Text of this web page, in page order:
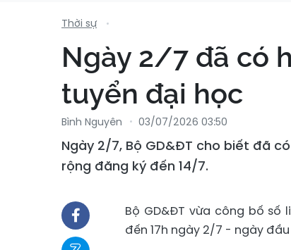
Thời sự
Ngày 2/7 đã có
tuyển đại học
Bình Nguyên 03/07/2026 03:50
Ngày 2/7, Bộ GD&ĐT cho biết đã
rộng đăng ký đến 14/7.
Bộ GD&ĐT vừa công bố
đến 17h ngày 2/7 - ngày